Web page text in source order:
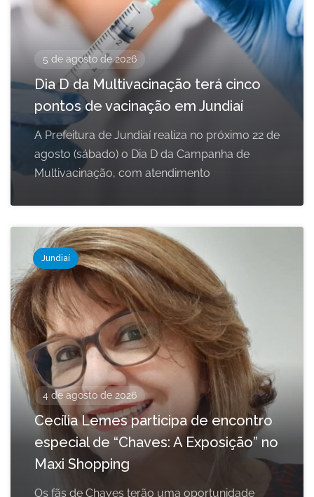
5 de agosto de 2026
Dia D da Multivacinação terá cinco
pontos de vacinação em Jundiaí
A Prefeitura de Jundiaí realiza no próximo 22 de
agosto (sábado) o Dia D da Campanha de
Multivacinação, com atendimento
Jundiaí
4 de agosto de 2026
Cecília Lemes participa de encontro
especial de “Chaves: A Exposição” no
Maxi Shopping
Os fãs de Chaves terão uma oportunidade